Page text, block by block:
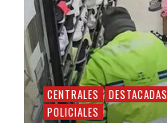
CENTRALES DESTACADAS
POLICIALES